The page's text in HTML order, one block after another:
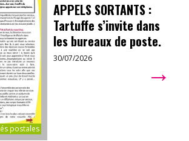
postales
APPELS SORTANTS :
Tartuffe s’invite dans
les bureaux de poste.
30/07/2026 →